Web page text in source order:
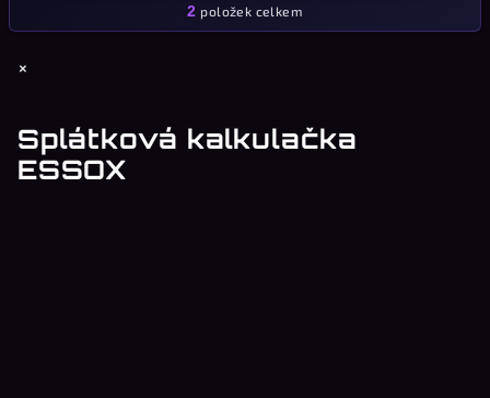
O
a
2 položek celkem
Z×
Splátková kalkulačka
ESSOX